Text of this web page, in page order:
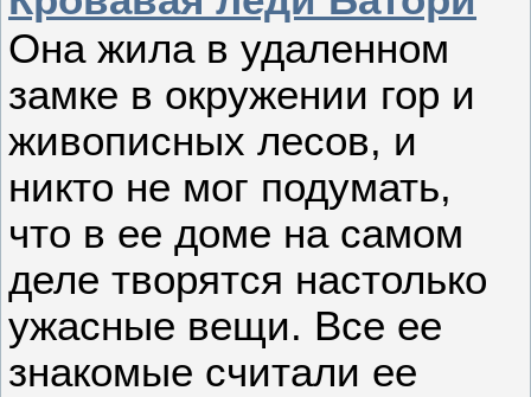
Она жила в удаленном
замке в окружении гор и
живописных лесов, и
никто не мог подумать,
что в ее доме на самом
деле творятся настолько
ужасные вещи. Все ее
знакомые считали ее